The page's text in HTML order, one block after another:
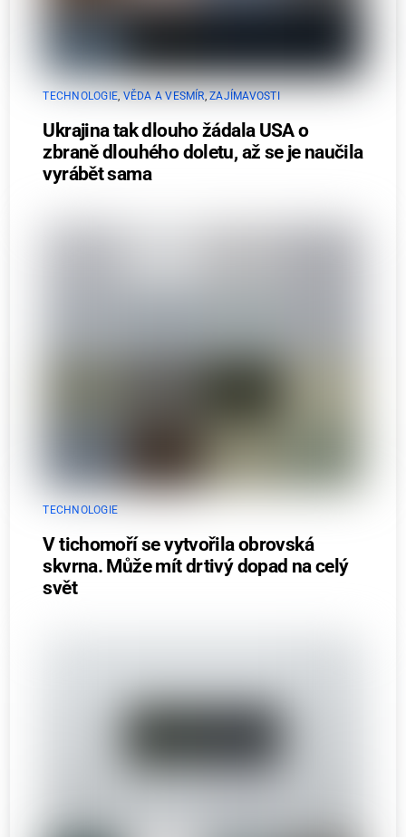
TECHNOLOGIE, VĚDA A VESMÍR,ZAJÍMAVOSTI
Ukrajina tak dlouho žádala USA o
zbraně dlouhého doletu, až se je naučila
vyrábět sama
TECHNOLOGIE
V tichomoří se vytvořila obrovská
skvrna. Může mít drtivý dopad na celý
svět